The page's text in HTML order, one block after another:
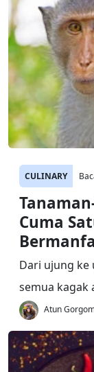
CULINARY
Cuma
Dari ujung ke
semua kagak
Atun